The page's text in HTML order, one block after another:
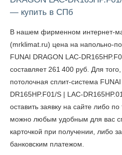
— купить в СПб
В нашем фирменном интернет-
(mrklimat.ru) цена на напольно-
FUNAI DRAGON LAC-
составляет 261 400 руб. Для
потолочная сплит-система
DR165HP.F01/S | LAC-
оставить заявку на сайте либо
можно любым удобным для вас
карточкой при получении, либо
банковским платежом.